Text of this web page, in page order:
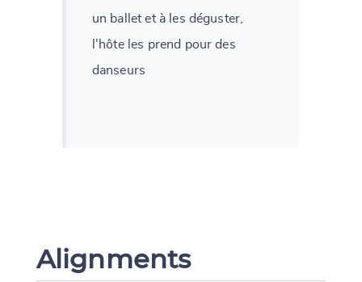
un ballet et à les déguster,
l'hôte les prend pour des
danseurs
Alignments